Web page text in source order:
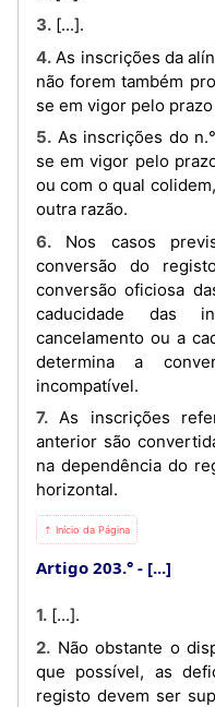
3. [...].
4. As inscrições da alínea d) e r) do artigo anterior, se
não forem também
se em vigor pelo
5. As inscrições do n.° 2 do artigo anterior mantêm-
se em vigor pelo
ou com o qual
outra razão.
6. Nos casos previstos no número anterior, a
conversão do
conversão oficiosa
caducidade das
cancelamento ou a
determina a
incompatível.
7. As inscrições referidas na alínea d) do artigo
anterior são
na dependência do
horizontal.
⇡ Início da Página
Artigo 203.° [...]
1. [...].
2. Não obstante o disposto noutros artigos, sempre
que possível, as
registo devem ser